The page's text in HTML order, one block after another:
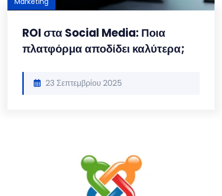
ROI στα Social Media: Ποια
πλατφόρμα αποδίδει καλύτερα;
23 Σεπτεμβρίου 2025